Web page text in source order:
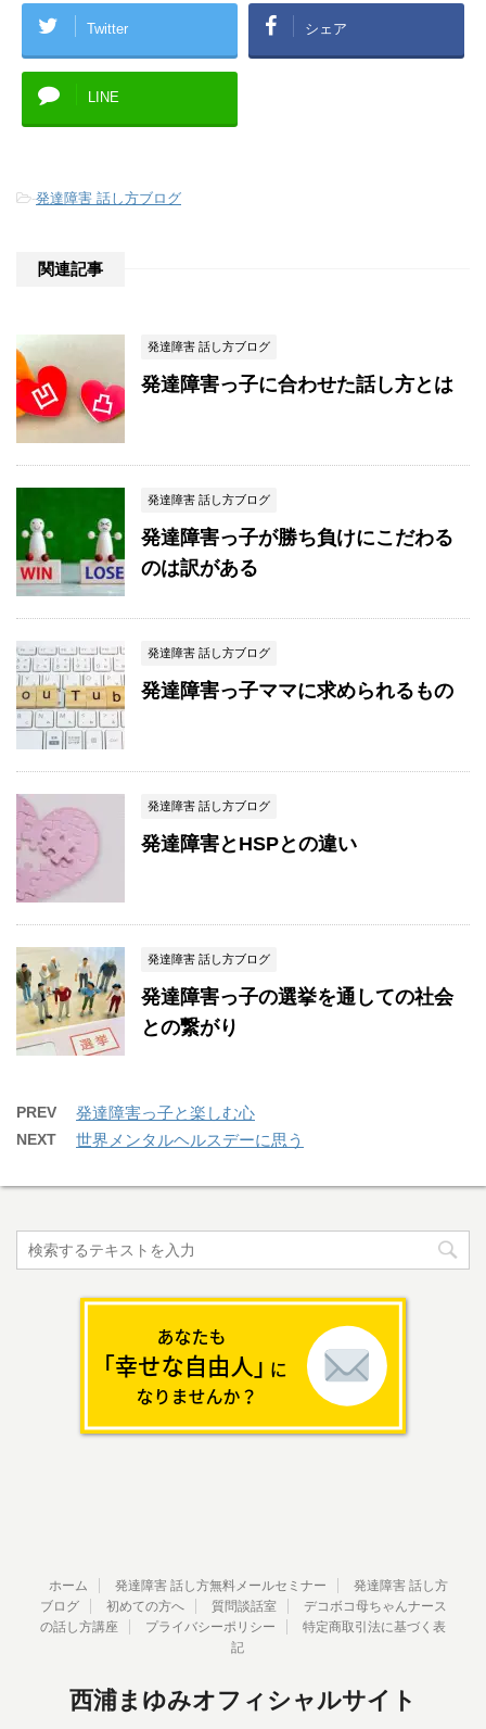
Twitter シェア
LINE
-発達障害 話し方ブログ
関連記事
発達障害 話し方ブログ
発達障害っ子に合わせた話し方とは
発達障害 話し方ブログ
発達障害っ子が勝ち負けにこだわる
のは訳がある
発達障害 話し方ブログ
発達障害っ子ママに求められるもの
発達障害 話し方ブログ
発達障害とHSPとの違い
発達障害 話し方ブログ
発達障害っ子の選挙を通しての社会
との繋がり
PREV 発達障害っ子と楽しむ心
NEXT 世界メンタルヘルスデーに思う
ホーム 発達障害 話し方無料メールセミナー
発達障害 話し方
ブログ
初めての方へ 質問談話室
デコボコ母ちゃんナース
の話し方講座
プライバシーポリシー
特定商取引法に基づく表
記
西浦まゆみオフィシャルサイト